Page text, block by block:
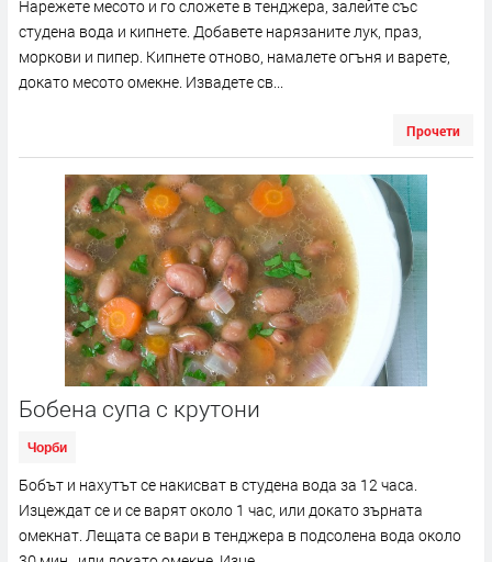
Нарежете месото и го сложете в тенджера, залейте със
студена вода и кипнете. Добавете нарязаните лук, праз,
моркови и пипер. Кипнете отново, намалете огъня и варете,
докато месото омекне. Извадете св...
Прочети
Бобена супа с крутони
Чорби
Бобът и нахутът се накисват в студена вода за 12 часа.
Изцеждат се и се варят около 1 час, или докато зърната
омекнат. Лещата се вари в тенджера в подсолена вода около